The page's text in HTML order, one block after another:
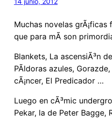
Muchas novelas
que para mÃ­ son
Blankets, La ascensiÃ³n
PÃ­ldoras azules,
cÃ¡ncer, El Predicador …
Luego en cÃ³mic
Pekar, la de Peter Bagge,